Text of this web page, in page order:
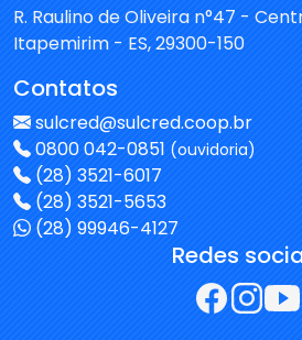
R. Raulino de Oliveira n°47 -
Itapemirim - ES, 29300-150
Contatos
sulcred@sulcred.coop.br
0800 042-0851 (ouvidoria)
(28) 3521-6017
(28) 3521-5653
(28) 99946-4127
Redes